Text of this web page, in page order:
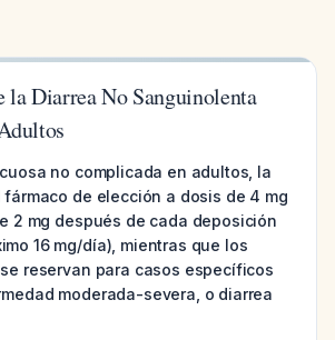
la Diarrea No Sanguinolenta
no complicada en adultos, la
de elección a dosis de 4 mg
2 mg después de cada deposición
16 mg/día), mientras que los
reservan para casos específicos
moderada-severa, o diarrea